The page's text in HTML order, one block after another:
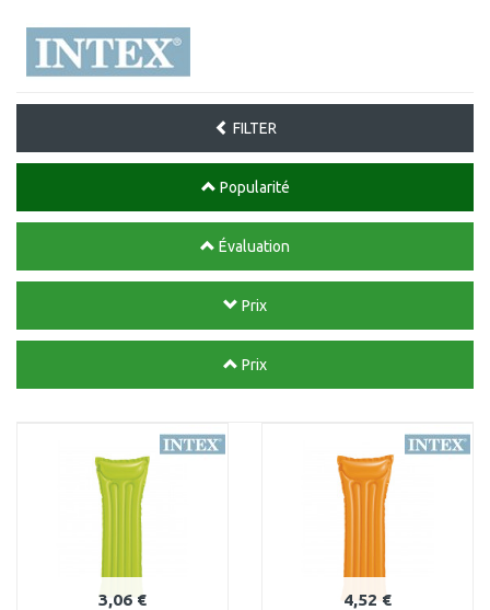
FILTER
Popularité
Évaluation
Prix
Prix
3,06 € 4,52 €